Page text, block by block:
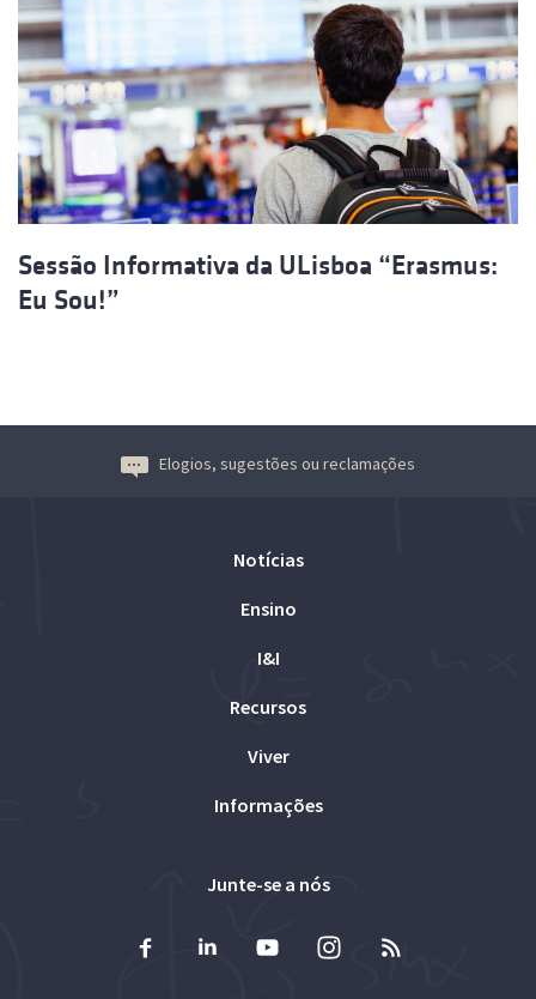
Sessão Informativa da ULisboa “Erasmus:
Eu Sou!”
Elogios, sugestões ou reclamações
Notícias
Ensino
I&I
Recursos
Viver
Informações
Junte-se a nós